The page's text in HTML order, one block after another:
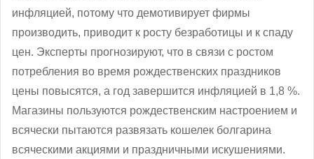
инфляцией, потому что демотивирует фирмы
производить, приводит к росту безработицы и к спаду
цен. Эксперты прогнозируют, что в связи с ростом
потребления во время рождественских праздников
цены повысятся, а год завершится инфляцией в 1,8 %.
Магазины пользуются рождественским настроением и
всячески пытаются развязать кошелек болгарина
всяческими акциями и праздничными искушениями.